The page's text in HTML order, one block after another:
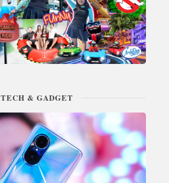
TECH & GADGET